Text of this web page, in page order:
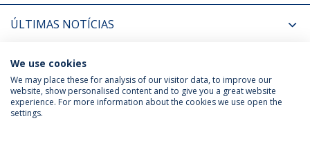
ÚLTIMAS NOTÍCIAS
PRÓXIMOS EVENTOS
Política de Privacidade
Termos & Condições
We use cookies
We may place these for analysis of our visitor data, to improve our
website, show personalised content and to give you a great website
experience. For more information about the cookies we use open the
settings.